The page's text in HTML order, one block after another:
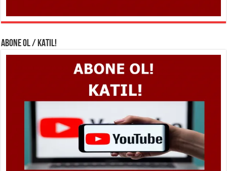
ABONE OL / KATIL!